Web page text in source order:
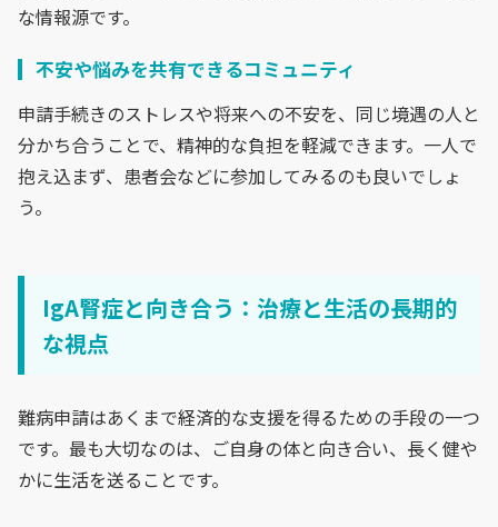
な情報源です。
不安や悩みを共有できるコミュニティ
申請手続きのストレスや将来への不安を、同じ境遇の人と
分かち合うことで、精神的な負担を軽減できます。一人で
抱え込まず、患者会などに参加してみるのも良いでしょ
う。
IgA腎症と向き合う：治療と生活の長期的
な視点
難病申請はあくまで経済的な支援を得るための手段の一つ
です。最も大切なのは、ご自身の体と向き合い、長く健や
かに生活を送ることです。